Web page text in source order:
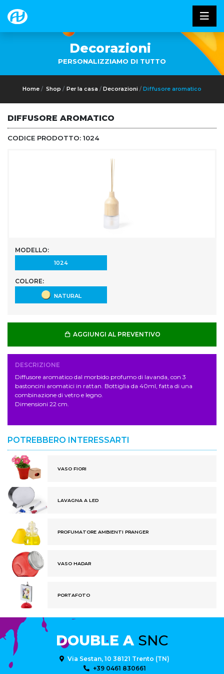
Decorazioni
PERSONALIZZIAMO DI TUTTO
Home Shop Per la casa Decorazioni Diffusore aromatico
DIFFUSORE AROMATICO
CODICE PRODOTTO: 1024
MODELLO:
1024
COLORE:
NATURAL
AGGIUNGI AL PREVENTIVO
DESCRIZIONE
Diffusore aromatico dal morbido profumo di lavanda, con 3
bastoncini aromatici in rattan. Bottiglia da 40ml, fatta di una
combinazione di vetro e legno.
Dimensioni 22 cm.
POTREBBERO INTERESSARTI
VASO FIORI
LAVAGNA A LED
PROFUMATORE AMBIENTI PRANGER
VASO HADAR
PORTAFOTO
DOUBLE A SNC
Via Sestan, 10 38121 Trento (TN)
+39 0461 830661